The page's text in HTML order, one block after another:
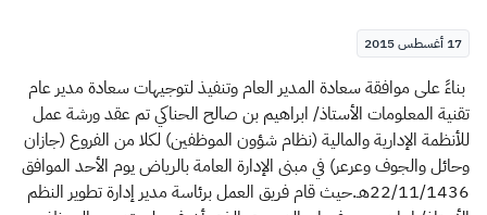
17 أغسطس 2015
​​​ بناءً على موافقة سعادة المدير العام وتنفيذ لتوجيهات سعادة مدير عام
تقنية المعلومات الأستاذ/ ابراهيم بن صالح الحناكي تم عقد ورشة عمل
للأنظمة الإدارية والمالية (نظام شؤون الموظفين) لكلا من الفروع (جازان
وحائل والجوف وعرعر) في مبنى الإدارة العامة بالرياض يوم الأحد الموافق
22/11/1436هـ.حيث قام فريق العمل برئاسة مدير إدارة تطوير النظم